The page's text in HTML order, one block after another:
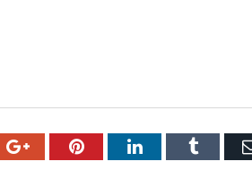
Google+PinterestLinkedInTumblr